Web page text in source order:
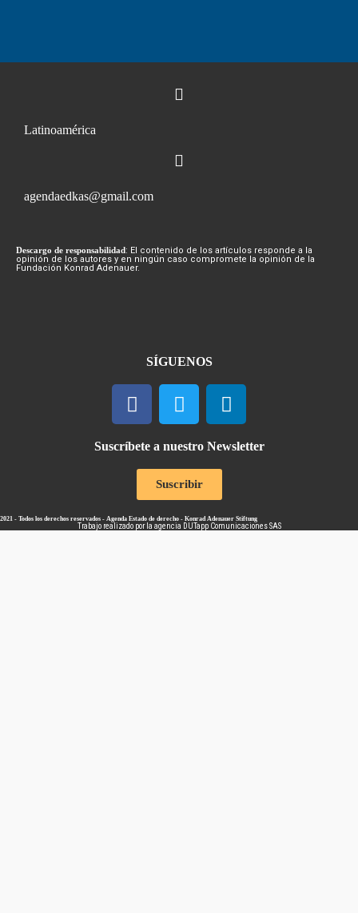
Latinoamérica
agendaedkas@gmail.com
Descargo de responsabilidad: El contenido de los artículos responde a la
opinión de los autores y en ningún caso compromete la opinión de la
Fundación Konrad Adenauer.
SÍGUENOS
Suscríbete a nuestro Newsletter
Suscribir
2021 - Todos los derechos reservados - Agenda Estado de derecho - Konrad Adenauer Stiftung
Trabajo realizado por la agencia DUTapp Comunicaciones SAS